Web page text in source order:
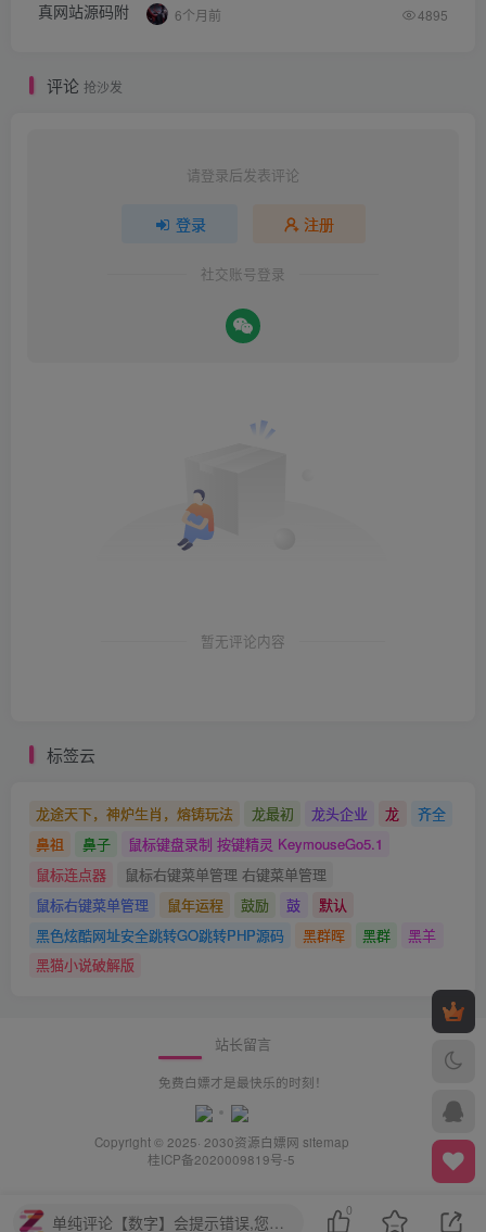
6个月前 4895
评论 抢沙发
请登录后发表评论
登录 注册
社交账号登录
暂无评论内容
标签云
龙途天下，神炉生肖，熔铸玩法 龙最初 龙头企业 龙
齐全
鼻祖
鼻子
鼠标键盘录制 按键精灵 KeymouseGo5.1
鼠标连点器
鼠标右键菜单管理 右键菜单管理
鼠标右键菜单管理
鼠年运程 鼓励 鼓
默认
黑色炫酷网址安全跳转GO跳转PHP源码
黑群晖 黑群
黑羊
黑猫小说破解版
站长留言
免费白嫖才是最快乐的时刻！
Copyright © 2025· 2030资源白嫖网 sitemap
桂ICP备2020009819号-5
单纯评论【数字】会提示错误,您需要评论【中文+数字】或【中文】
0